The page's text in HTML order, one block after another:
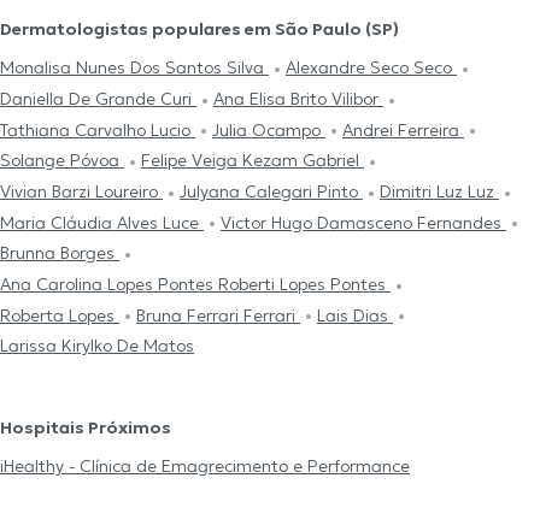
Dermatologistas populares em São Paulo (SP)
Monalisa Nunes Dos Santos Silva
Alexandre Seco Seco
Daniella De Grande Curi
Ana Elisa Brito Vilibor
Tathiana Carvalho Lucio
Julia Ocampo
Andrei Ferreira
Solange Póvoa
Felipe Veiga Kezam Gabriel
Vivian Barzi Loureiro
Julyana Calegari Pinto
Dimitri Luz Luz
Maria Cláudia Alves Luce
Victor Hugo Damasceno Fernandes
Brunna Borges
Ana Carolina Lopes Pontes Roberti Lopes Pontes
Roberta Lopes
Bruna Ferrari Ferrari
Lais Dias
Larissa Kirylko De Matos
Hospitais Próximos
iHealthy - Clínica de Emagrecimento e Performance